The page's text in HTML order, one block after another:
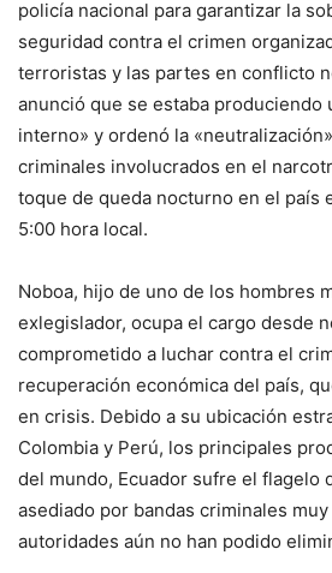
policía nacional para garantizar la
seguridad contra el crimen
terroristas y las partes en conflicto
anunció que se estaba produciendo
interno» y ordenó la
criminales involucrados en el
toque de queda nocturno en el país
5:00 hora local.
Noboa, hijo de uno de los hombres
exlegislador, ocupa el cargo desde
comprometido a luchar contra el
recuperación económica del país,
en crisis. Debido a su ubicación
Colombia y Perú, los principales
del mundo, Ecuador sufre el flagelo
asediado por bandas criminales
autoridades aún no han podido